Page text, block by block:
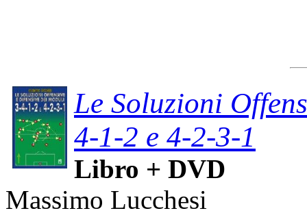
Le Soluzioni
4-1-2 e 4-2-3-1
Libro + DVD
Massimo Lucchesi